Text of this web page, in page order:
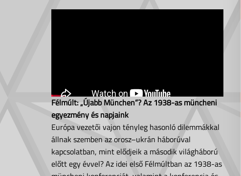
Félmúlt: „Újabb München”? Az 1938-as müncheni
egyezmény és napjaink
Európa vezetői vajon tényleg hasonló dilemmákkal
állnak szemben az orosz–ukrán háborúval
kapcsolatban, mint elődjeik a második világháború
előtt egy évvel? Az idei első Félmúltban az 1938-as